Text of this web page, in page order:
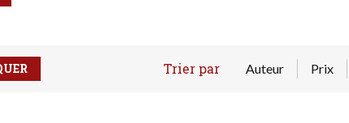
Trier par Auteur Prix